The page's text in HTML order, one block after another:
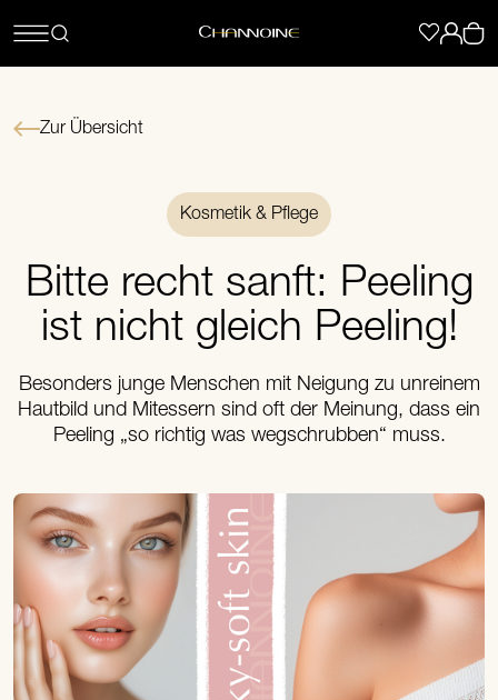
Zur Übersicht
Kosmetik & Pflege
Bitte recht sanft: Peeling
ist nicht gleich Peeling!
Besonders junge Menschen mit Neigung zu unreinem
Hautbild und Mitessern sind oft der Meinung, dass ein
Peeling „so richtig was wegschrubben“ muss.